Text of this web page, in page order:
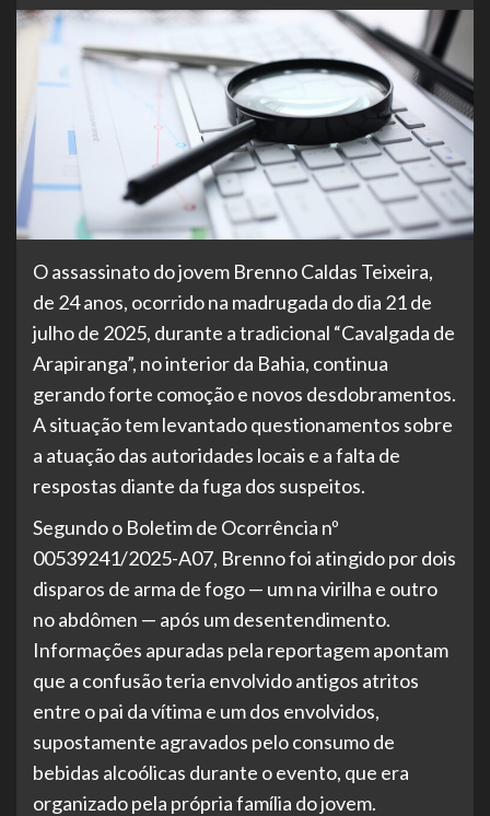
O assassinato do jovem Brenno Caldas Teixeira,
de 24 anos, ocorrido na madrugada do dia 21 de
julho de 2025, durante a tradicional “Cavalgada de
Arapiranga”, no interior da Bahia, continua
gerando forte comoção e novos desdobramentos.
A situação tem levantado questionamentos sobre
a atuação das autoridades locais e a falta de
respostas diante da fuga dos suspeitos.
Segundo o Boletim de Ocorrência nº
00539241/2025-A07, Brenno foi atingido por dois
disparos de arma de fogo — um na virilha e outro
no abdômen — após um desentendimento.
Informações apuradas pela reportagem apontam
que a confusão teria envolvido antigos atritos
entre o pai da vítima e um dos envolvidos,
supostamente agravados pelo consumo de
bebidas alcoólicas durante o evento, que era
organizado pela própria família do jovem.